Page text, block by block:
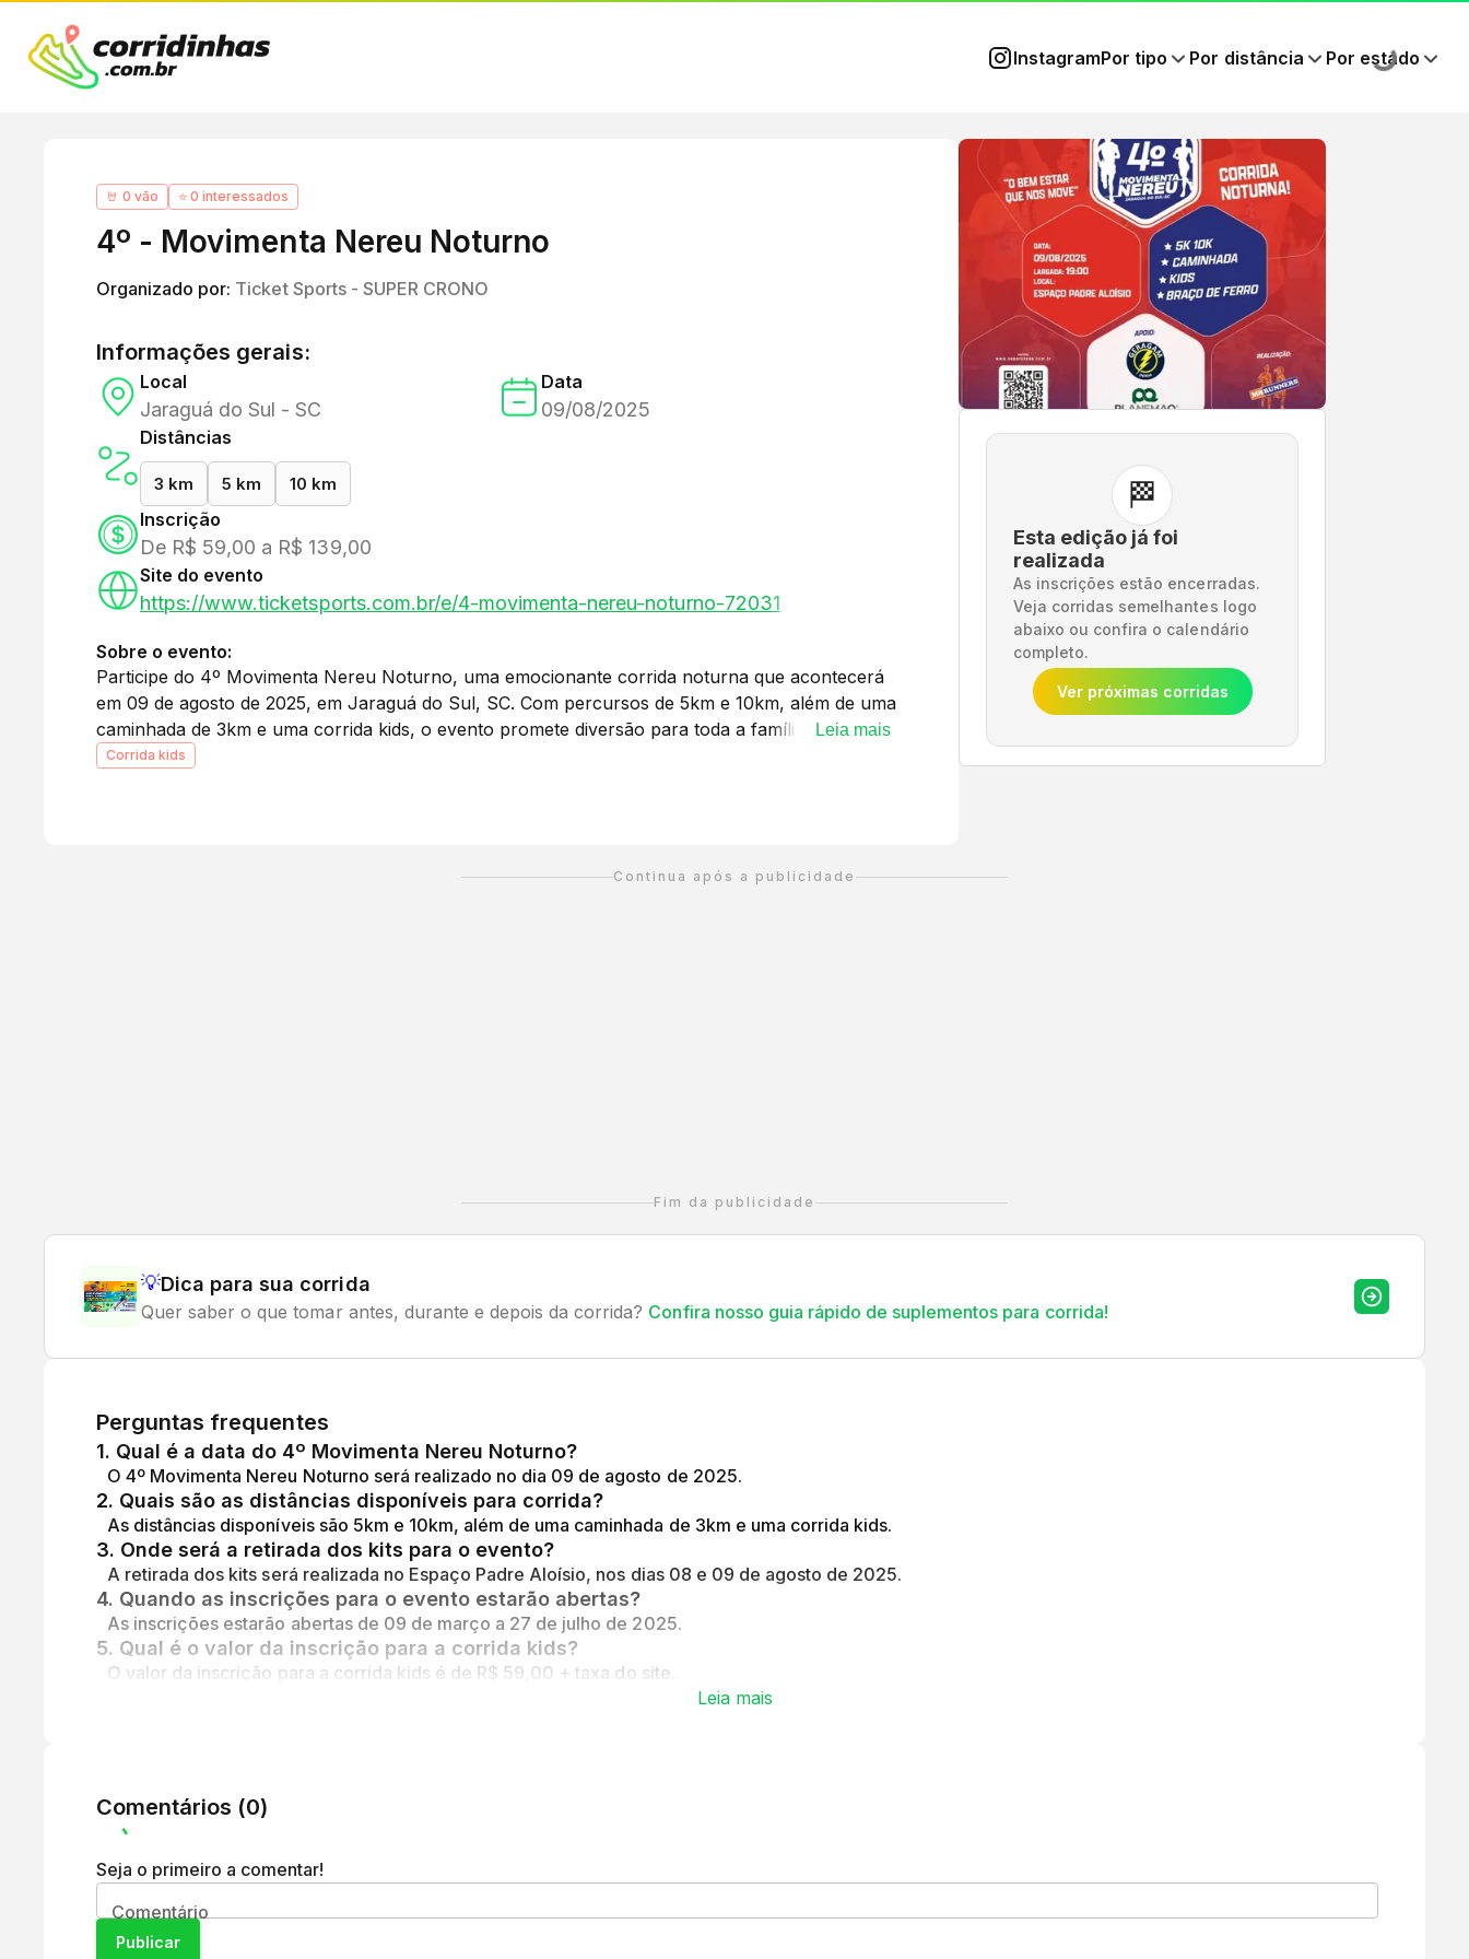
InstagramPor tipo Por distância Por estado
🤘 0 vão ⭐ 0 interessados
4º - Movimenta Nereu Noturno
Organizado por: Ticket Sports - SUPER CRONO
Informações gerais:
Local
Jaraguá do Sul - SC
Data
09/08/2025
Distâncias
3 km 5 km 10 km
Inscrição
De R$ 59,00 a R$ 139,00
Site do evento
https://www.ticketsports.com.br/e/4-movimenta-nereu-noturno-72031
Sobre o evento:
Participe do 4º Movimenta Nereu Noturno, uma emocionante corrida noturna que acontecerá
em 09 de agosto de 2025, em Jaraguá do Sul, SC. Com percursos de 5km e 10km, além de uma
caminhada de 3km e uma corrida kids, o evento promete diversão para toda a família. As
largadas estão programadas para as 19:00 (10km), 19:05 (5km) e 19:10 (caminhada), com a
Leia mais
Corrida kids
🏁
Esta edição já foi
realizada
As inscrições estão encerradas.
Veja corridas semelhantes logo
abaixo ou confira o calendário
completo.
Ver próximas corridas
Continua após a publicidade
Fim da publicidade
💡Dica para sua corrida
Quer saber o que tomar antes, durante e depois da corrida? Confira nosso guia rápido de suplementos para corrida!
Perguntas frequentes
1. Qual é a data do 4º Movimenta Nereu Noturno?
O 4º Movimenta Nereu Noturno será realizado no dia 09 de agosto de 2025.
2. Quais são as distâncias disponíveis para corrida?
As distâncias disponíveis são 5km e 10km, além de uma caminhada de 3km e uma corrida kids.
3. Onde será a retirada dos kits para o evento?
A retirada dos kits será realizada no Espaço Padre Aloísio, nos dias 08 e 09 de agosto de 2025.
4. Quando as inscrições para o evento estarão abertas?
As inscrições estarão abertas de 09 de março a 27 de julho de 2025.
5. Qual é o valor da inscrição para a corrida kids?
O valor da inscrição para a corrida kids é de R$ 59,00 + taxa do site.
Leia mais
Comentários (0)
Seja o primeiro a comentar!
Comentário
Publicar